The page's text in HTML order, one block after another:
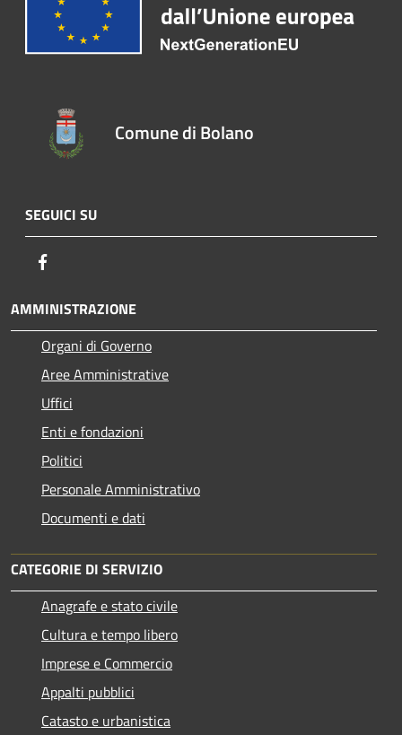
Comune di Bolano
SEGUICI SU
AMMINISTRAZIONE
Organi di Governo
Aree Amministrative
Uffici
Enti e fondazioni
Politici
Personale Amministrativo
Documenti e dati
CATEGORIE DI SERVIZIO
Anagrafe e stato civile
Cultura e tempo libero
Imprese e Commercio
Appalti pubblici
Catasto e urbanistica